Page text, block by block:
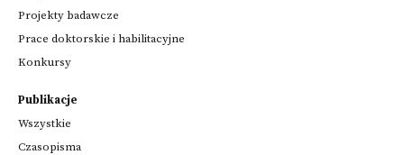
Projekty badawcze
Prace doktorskie i habilitacyjne
Konkursy
Publikacje
Wszystkie
Czasopisma